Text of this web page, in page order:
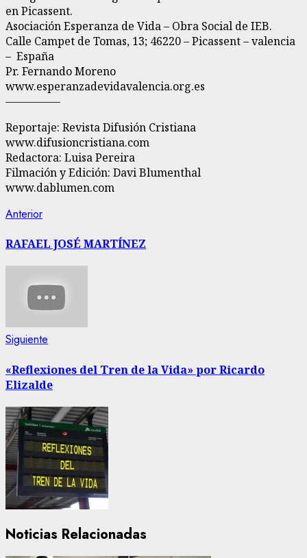
en Picassent.
Asociación Esperanza de Vida – Obra Social de IEB.
Calle Campet de Tomas, 13; 46220 – Picassent – valencia
– España
Pr. Fernando Moreno
www.esperanzadevidavalencia.org.es
—————
Reportaje: Revista Difusión Cristiana
www.difusioncristiana.com
Redactora: Luisa Pereira
Filmación y Edición: Davi Blumenthal
www.dablumen.com
Navegación
de
entradas
AnteriorEntrada
RAFAEL JOSÉ MARTÍNEZ
Siguiente
«Reflexiones del Tren de la Vida» por Ricardo
Elizalde
Noticias Relacionadas